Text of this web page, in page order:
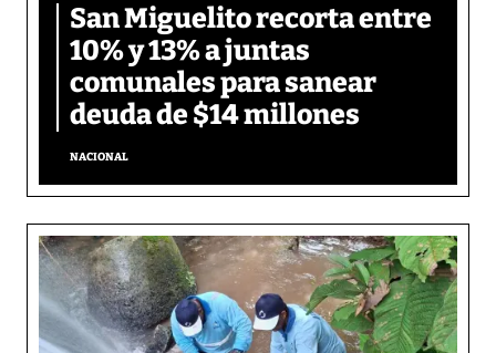
San Miguelito recorta entre
10% y 13% a juntas
comunales para sanear
deuda de $14 millones
NACIONAL